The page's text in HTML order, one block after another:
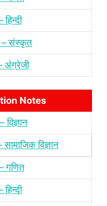
संस्‍कृत
अंंग्रेजी
Notes
विज्ञान
गणित